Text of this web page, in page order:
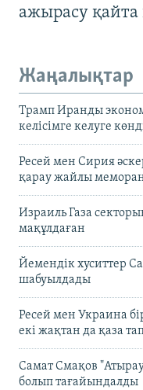
ажырасу қайта
Жаңалықтар
Трамп Иранды
келісімге келуге
Ресей мен Сирия
қарау жайлы
Израиль Газа
мақұлдаған
Йемендік хуситтер
шабуылдады
Ресей мен Украина
екі жақтан да қаза
Самат Смақов
болып тағайындалды